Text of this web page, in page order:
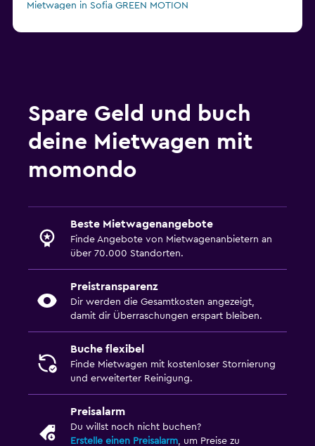
Mietwagen in Sofia GREEN MOTION
Spare Geld und buch
deine Mietwagen mit
momondo
Beste Mietwagenangebote
Finde Angebote von Mietwagenanbietern an
über 70.000 Standorten.
Preistransparenz
Dir werden die Gesamtkosten angezeigt,
damit dir Überraschungen erspart bleiben.
Buche flexibel
Finde Mietwagen mit kostenloser Stornierung
und erweiterter Reinigung.
Preisalarm
Du willst noch nicht buchen?
Erstelle einen Preisalarm, um Preise zu